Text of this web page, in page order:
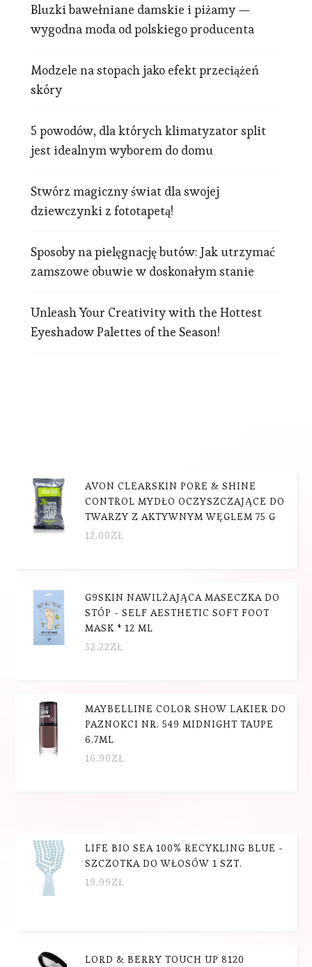
Bluzki bawełniane damskie i piżamy —
wygodna moda od polskiego producenta
Modzele na stopach jako efekt przeciążeń
skóry
5 powodów, dla których klimatyzator split
jest idealnym wyborem do domu
Stwórz magiczny świat dla swojej
dziewczynki z fototapetą!
Sposoby na pielęgnację butów: Jak utrzymać
zamszowe obuwie w doskonałym stanie
Unleash Your Creativity with the Hottest
Eyeshadow Palettes of the Season!
AVON CLEARSKIN PORE & SHINE
CONTROL MYDŁO OCZYSZCZAJĄCE DO
TWARZY Z AKTYWNYM WĘGLEM 75 G
12.00ZŁ
G9SKIN NAWILŻAJĄCA MASECZKA DO
STÓP - SELF AESTHETIC SOFT FOOT
MASK * 12 ML
32.22ZŁ
MAYBELLINE COLOR SHOW LAKIER DO
PAZNOKCI NR. 549 MIDNIGHT TAUPE
6.7ML
16.90ZŁ
LIFE BIO SEA 100% RECYKLING BLUE -
SZCZOTKA DO WŁOSÓW 1 SZT.
19.99ZŁ
LORD & BERRY TOUCH UP 8120